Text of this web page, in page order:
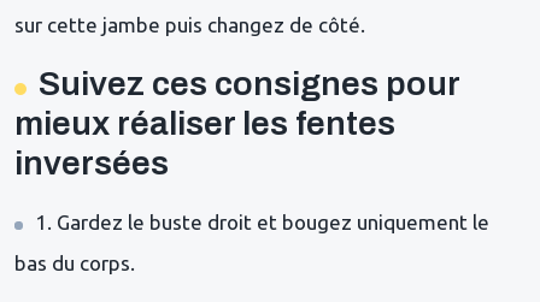
sur cette jambe puis changez de côté.
Suivez ces consignes pour
mieux réaliser les fentes
inversées
1. Gardez le buste droit et bougez uniquement le
bas du corps.